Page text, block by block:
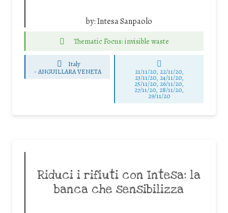
by:Intesa Sanpaolo
Thematic Focus: invisible waste
Italy
- ANGUILLARA VENETA 21/11/20, 22/11/20,
23/11/20, 24/11/20,
25/11/20, 26/11/20,
27/11/20, 28/11/20,
29/11/20
Riduci i rifiuti con Intesa: la
banca che sensibilizza